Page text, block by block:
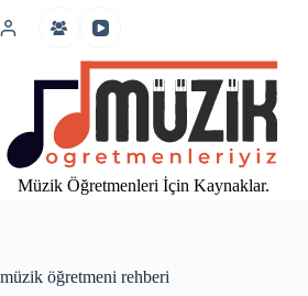
atla
Müzik Öğretmenleri İçin Kaynaklar.
müzik öğretmeni rehberi